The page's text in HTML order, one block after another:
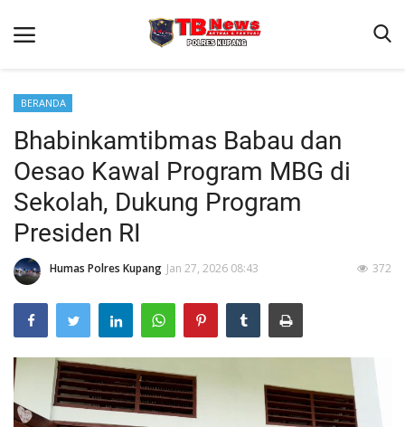
Beranda
Terms & Conditions
Reskrim
Binkam
Giat Ops
Lantas
Jurnal Kamtibmas
Satwil
BERANDA
Bhabinkamtibmas Babau dan
Oesao Kawal Program MBG di
Sekolah, Dukung Program
Presiden RI
Humas Polres Kupang Jan 27, 2026 08:43 372